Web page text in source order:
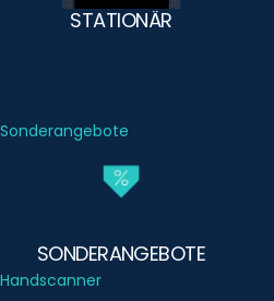
STATIONÄR
Sonderangebote
SONDERANGEBOTE
Handscanner